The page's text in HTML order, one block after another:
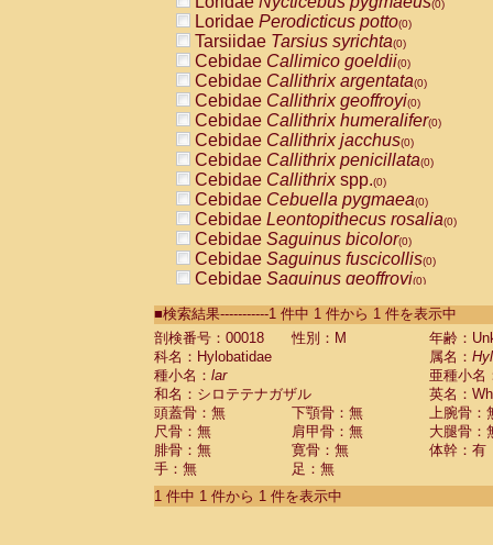
(0)
Loridae Perodicticus potto(0)
Tarsiidae Tarsius syrichta(0)
Cebidae Callimico goeldii(0)
Cebidae Callithrix argentata(0)
Cebidae Callithrix geoffroyi(0)
Cebidae Callithrix humeralifer(0)
Cebidae Callithrix jacchus(0)
Cebidae Callithrix penicillata(0)
Cebidae Callithrixspp.(0)
Cebidae Cebuella pygmaea(0)
Cebidae Leontopithecus rosalia(0)
Cebidae Saguinus bicolor(0)
Cebidae Saguinus fuscicollis(0)
Cebidae Saguinus geoffroyi(0)
CebidaeSaguinus labiatus(0)
Cebidae Saguinus leucopus (0)
CebidaeSaguinus midas
Cebidae
CebidaeSaguinus nigricollis (0)
Cebidae Saguinus oedipus
Cebidae Saguinus weddelli
Cebidae Saguinusspp.
Cebidae Aotus trivirgatus
Cebidae Cebus albifrons
■検索結果-----------1 件中 1 件から 1 件を表示中
剖検番号：00018
性別：M
年齢：
科名：Hylobatidae
属名：
種小名： lar
亜種小名
和名：シロテテナガザル
英名：
頭蓋骨：無
下顎骨：無
上腕骨：
尺骨：無
肩甲骨：無
大腿骨：
腓骨：無
寛骨：無
体幹：有
手：無
足：無
1 件中 1 件から 1 件を表示中